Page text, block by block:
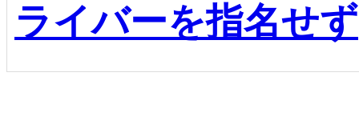
ライバーを指名せず